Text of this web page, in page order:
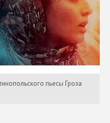
пьесы Гроза